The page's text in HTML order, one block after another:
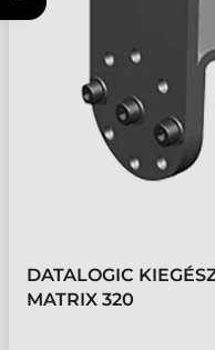
DATALOGIC
MATRIX 320